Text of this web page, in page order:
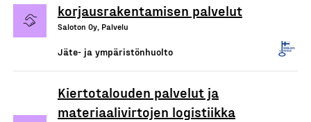
korjausrakentamisen palvelut
Saloton Oy, Palvelu
Jäte- ja ympäristönhuolto
Kiertotalouden palvelut ja
materiaalivirtojen logistiikka